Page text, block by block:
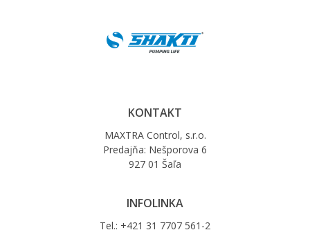
KONTAKT
MAXTRA Control, s.r.o.
Predajňa: Nešporova 6
927 01 Šaľa
INFOLINKA
Tel.: +421 31 7707 561-2